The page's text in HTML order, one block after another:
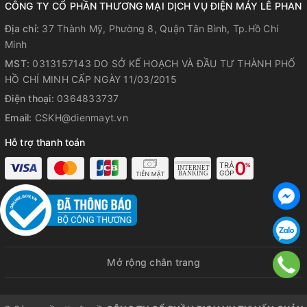
Hệ thống lọc hai lớp cho hiệu quả
Máy lọc không khí Paveden PAP-2996IX sử dụng hệ thống
lọc sơ cấp đóng vai trò giữ lại các hạt bụi lớn, tóc và lông
CÔNG TY CỔ PHẦN THƯƠNG MẠI DỊCH VỤ ĐIỆN MÁY LÊ PHAN
Địa chỉ: 37 Thành Mỹ, Phường 8, Quận Tân Bình, Tp.Hồ Chí
Minh
MST: 0313157143 DO SỞ KẾ HOẠCH VÀ ĐẦU TƯ THÀNH PHỐ
HỒ CHÍ MINH CẤP NGÀY 11/03/2015
Điện thoại: 0364833737
Email: CSKH@dienmayt.vn
Hỗ trợ thanh toán
Mở rộng chân trang